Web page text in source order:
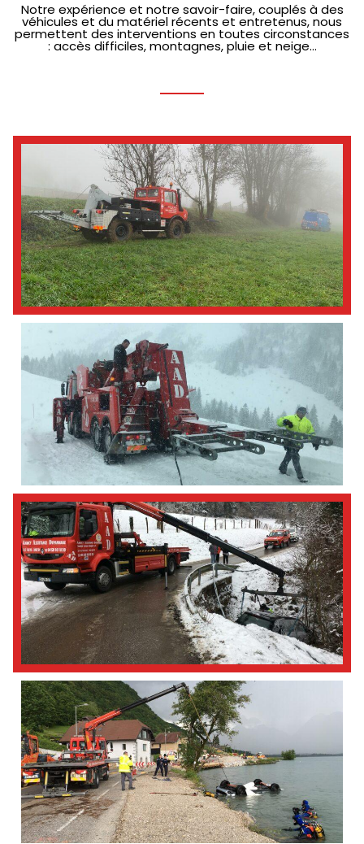
Notre expérience et notre savoir-faire, couplés à des
véhicules et du matériel récents et entretenus, nous
permettent des interventions en toutes circonstances
: accès difficiles, montagnes, pluie et neige…